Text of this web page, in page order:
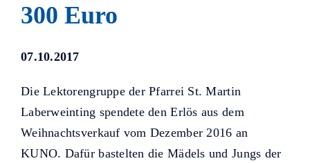
Helfer KUNO bisher unterstützt
300 Euro
07.10.2017
Die Lektorengruppe der Pfarrei St. Martin
Laberweinting spendete den Erlös aus dem
Weihnachtsverkauf vom Dezember 2016 an
KUNO. Dafür bastelten die Mädels und Jungs der